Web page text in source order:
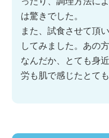
は驚きでした。
また、試食させて頂
してみました。あの
なんだか、とても身
労も肌で感じたとて